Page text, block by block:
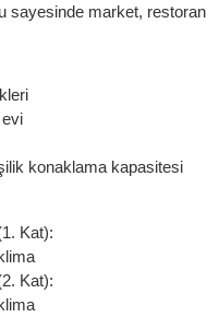
sayesinde market, restoran
konaklama kapasitesi
Kat):
Kat):